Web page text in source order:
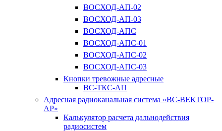
ВОСХОД-АП-02
ВОСХОД-АП-03
ВОСХОД-АПС
ВОСХОД-АПС-01
ВОСХОД-АПС-02
ВОСХОД-АПС-03
Кнопки тревожные адресные
ВС-ТКС-АП
Адресная радиоканальная система «ВС-ВЕКТОР-
АР»
Калькулятор расчета дальнодействия
радиосистем